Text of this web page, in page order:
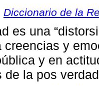
Diccionario de la
es una
creencias y
y en
de la pos